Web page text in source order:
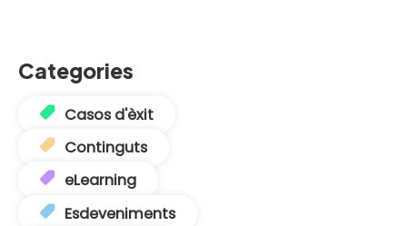
Categories
Casos d'èxit
Continguts
eLearning
Esdeveniments